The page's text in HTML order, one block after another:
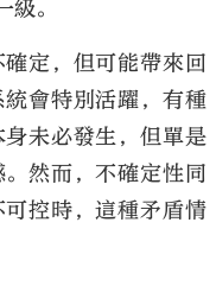
。
定，但可能帶來回
會特別活躍，有種
未必發生，但單是
然而，不確定性同
控時，這種矛盾情